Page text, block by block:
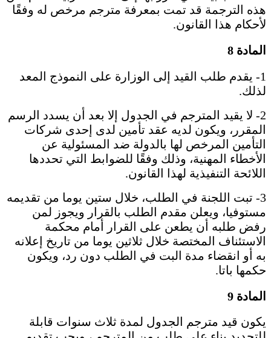
هذه الترجمة قد تمت بمعرفة مترجم مرخص له وفقًا
لأحكام هذا القانون.
المادة 8
1- يقدم طلب القيد إلى الوزارة على النموذج المعد
لذلك.
2- لا يقيد المترجم في الجدول إلا بعد أن يسدد الرسم
المقرر، ويكون لديه عقد تأمين لدى إحدى شركات
التأمين المرخص لها بالدولة ضد المسئولية عن
الأخطاء المهنية، وذلك وفقًا للضوابط التي تحددها
اللائحة التنفيذية لهذا القانون.
3- تبت اللجنة في الطلب، خلال ستين يوما من تقديمه
مستوفيا، ويعلن مقدم الطلب بالقرار ويجوز لمن
رفض طلبه أن يطعن على القرار أمام محكمة
الاستئناف المختصة خلال ثلاثين يوما من تاريخ إعلانه
به أو انقضاء مدة البت في الطلب دون رد، ويكون
حكمها باتا.
المادة 9
يكون قيد مترجم الجدول لمدة ثلاث سنوات قابلة